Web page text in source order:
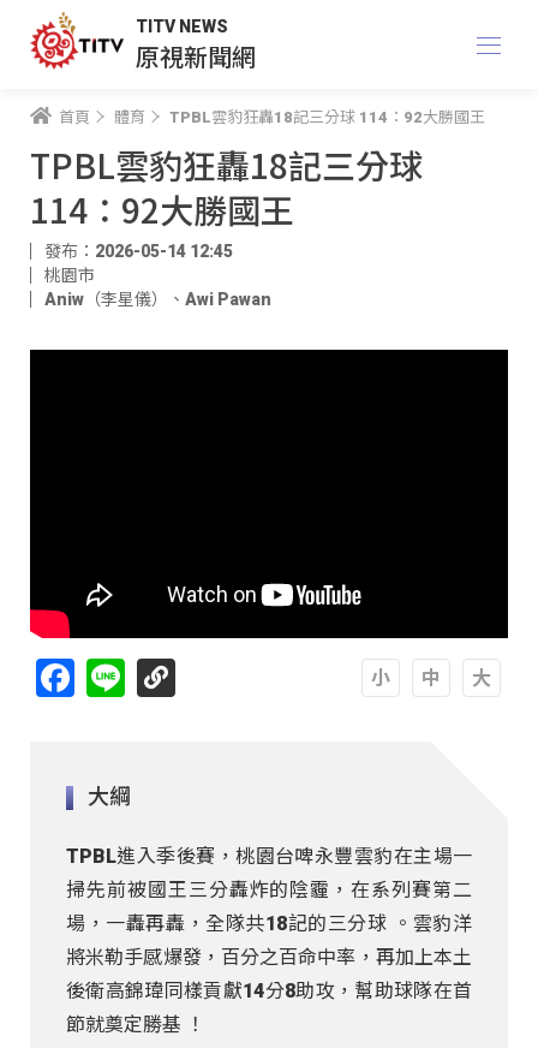
TITV NEWS
原視新聞網
首頁 體育 TPBL雲豹狂轟18記三分球 114：92大勝國王
TPBL雲豹狂轟18記三分球
114：92大勝國王
發布：2026-05-14 12:45
桃園市
Aniw（李星儀）
、 Awi Pawan
Facebook
Line
大綱
TPBL進入季後賽，桃園台啤永豐雲豹在主場一
掃先前被國王三分轟炸的陰霾，在系列賽第二
場，一轟再轟，全隊共18記的三分球 。雲豹洋
將米勒手感爆發，百分之百命中率，再加上本土
後衛高錦瑋同樣貢獻14分8助攻，幫助球隊在首
節就奠定勝基 ！